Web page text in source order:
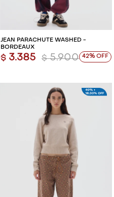
JEAN PARACHUTE WASHED -
BORDEAUX
$ 3.385 $ 5.900 42